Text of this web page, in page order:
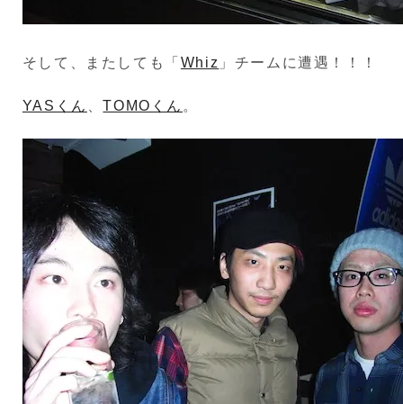
そして、またしても「 Whiz 」チームに遭遇！！！
YASくん 、TOMOくん 。